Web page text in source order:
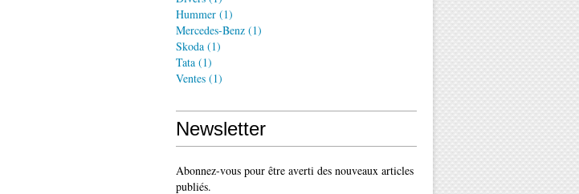
Hummer (1)
Mercedes-Benz (1)
Skoda (1)
Tata (1)
Ventes (1)
Newsletter
Abonnez-vous pour être averti des nouveaux articles
publiés.